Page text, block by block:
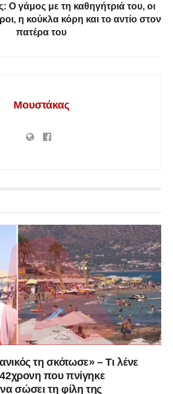
Ο γάμος με τη καθηγήτριά του, οι
η κούκλα κόρη και το αντίο στον
πατέρα του
Μουστάκας
τη σκότωσε» – Τι λένε
που πνίγηκε
σώσει τη φίλη της